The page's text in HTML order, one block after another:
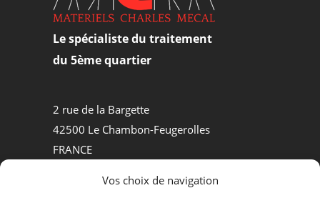
Vos choix de navigation
Le spécialiste du traitement
du 5ème quartier
2 rue de la Bargette
42500 Le Chambon-Feugerolles
FRANCE